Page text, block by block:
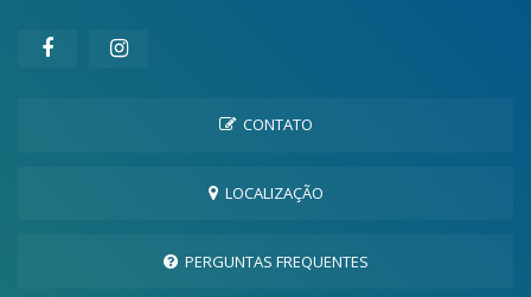
CONTATO
LOCALIZAÇÃO
PERGUNTAS FREQUENTES